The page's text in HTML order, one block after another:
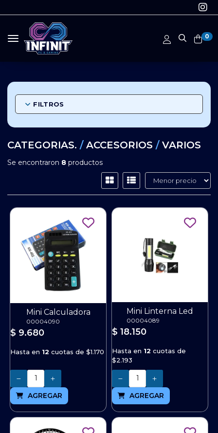
0
Toggle navigation
FILTROS
CATEGORIAS. / ACCESORIOS / VARIOS
Se encontraron 8 productos
Mini Calculadora
00004090
$ 9.680
Hasta en 12 cuotas de $1.170
Cantidad
AGREGAR
Mini Linterna Led
00004089
$ 18.150
Hasta en 12 cuotas de
$2.193
Cantidad
AGREGAR